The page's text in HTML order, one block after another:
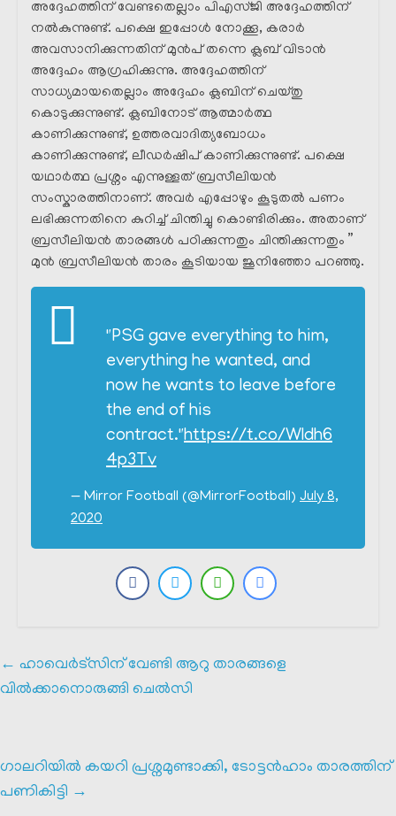
അദ്ദേഹത്തിന് വേണ്ടതെല്ലാം പിഎസ്ജി അദ്ദേഹത്തിന്
നൽകുന്നുണ്ട്. പക്ഷെ ഇപ്പോൾ നോക്കൂ, കരാർ
അവസാനിക്കുന്നതിന് മുൻപ് തന്നെ ക്ലബ് വിടാൻ
അദ്ദേഹം ആഗ്രഹിക്കുന്നു. അദ്ദേഹത്തിന്
സാധ്യമായതെല്ലാം അദ്ദേഹം ക്ലബിന് ചെയ്തു
കൊടുക്കുന്നുണ്ട്. ക്ലബിനോട് ആത്മാർത്ഥ
കാണിക്കുന്നുണ്ട്, ഉത്തരവാദിത്യബോധം
കാണിക്കുന്നുണ്ട്, ലീഡർഷിപ് കാണിക്കുന്നുണ്ട്. പക്ഷെ
യഥാർത്ഥ പ്രശ്നം എന്നുള്ളത് ബ്രസീലിയൻ
സംസ്കാരത്തിനാണ്. അവർ എപ്പോഴും കൂടുതൽ പണം
ലഭിക്കുന്നതിനെ കുറിച്ച് ചിന്തിച്ചു കൊണ്ടിരിക്കും. അതാണ്
ബ്രസീലിയൻ താരങ്ങൾ പഠിക്കുന്നതും ചിന്തിക്കുന്നതും ”
മുൻ ബ്രസീലിയൻ താരം കൂടിയായ ജൂനിഞ്ഞോ പറഞ്ഞു.
"PSG gave everything to him,
everything he wanted, and
now he wants to leave before
the end of his
contract."https://t.co/Wldh6
4p3Tv
— Mirror Football (@MirrorFootball) July 8,
2020
← ഹാവെർട്സിന് വേണ്ടി ആറു താരങ്ങളെ
വിൽക്കാനൊരുങ്ങി ചെൽസി
ഗാലറിയിൽ കയറി പ്രശ്നമുണ്ടാക്കി, ടോട്ടൻഹാം താരത്തിന്
പണികിട്ടി →